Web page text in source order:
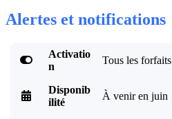
Alertes et notifications

Activatio
n
Tous les forfaits

Disponib
ilité
À venir en juin